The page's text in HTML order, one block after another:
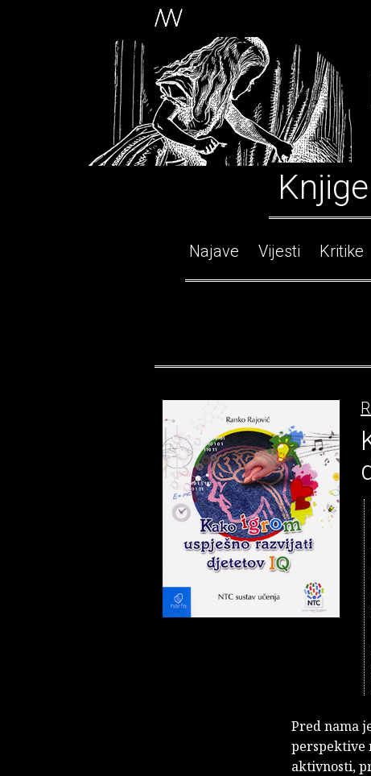
Knjige
Najave Vijesti Kritike
Pred nama
perspektive
aktivnosti,